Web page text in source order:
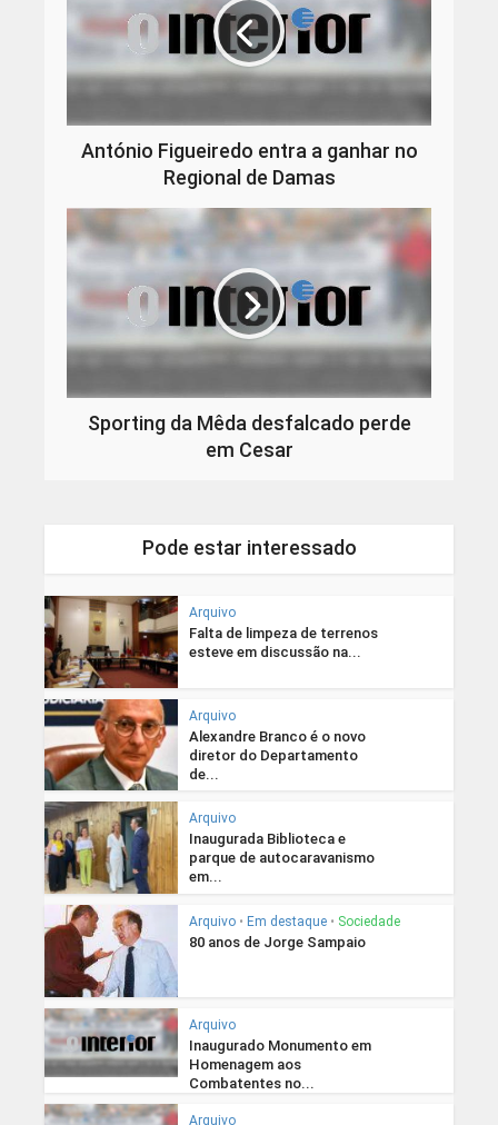
António Figueiredo entra a ganhar no
Regional de Damas
Sporting da Mêda desfalcado perde
em Cesar
Pode estar interessado
Arquivo
Falta de limpeza de terrenos
esteve em discussão na...
Arquivo
Alexandre Branco é o novo
diretor do Departamento
de...
Arquivo
Inaugurada Biblioteca e
parque de autocaravanismo
em...
Arquivo • Em destaque • Sociedade
80 anos de Jorge Sampaio
Arquivo
Inaugurado Monumento em
Homenagem aos
Combatentes no...
Arquivo